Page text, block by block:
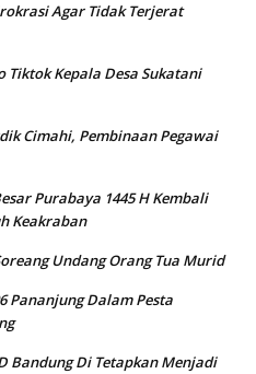
Agar Tidak Terjerat
Kepala Desa Sukatani
Cimahi, Pembinaan Pegawai
Purabaya 1445 H Kembali
Keakraban
Undang Orang Tua Murid
Pananjung Dalam Pesta
Bandung Di Tetapkan Menjadi